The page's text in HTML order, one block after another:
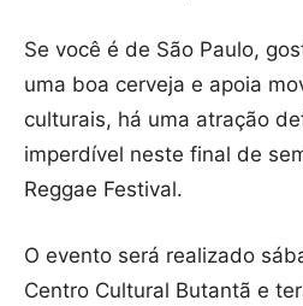
Se você é de São Paulo,
uma boa cerveja e apoia
culturais, há uma atração
imperdível neste final de
Reggae Festival.
O evento será realizado
Centro Cultural Butantã e